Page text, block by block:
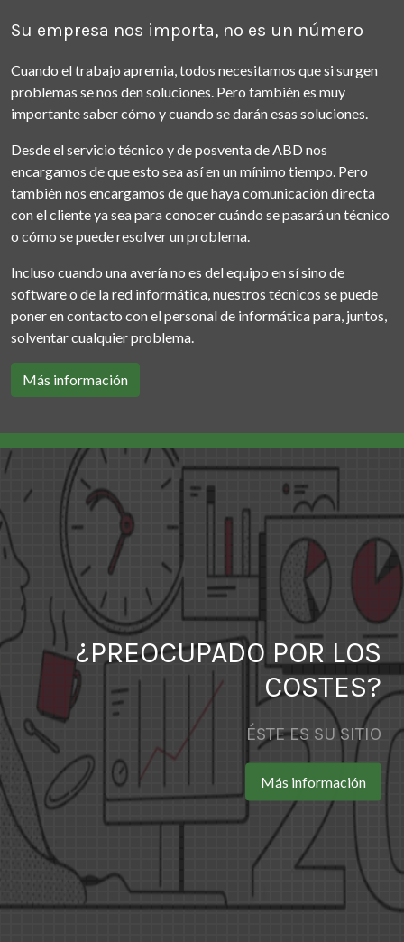
Su empresa nos importa, no es un número
Cuando el trabajo apremia, todos necesitamos que si surgen
problemas se nos den soluciones. Pero también es muy
importante saber cómo y cuando se darán esas soluciones.
Desde el servicio técnico y de posventa de ABD nos
encargamos de que esto sea así en un mínimo tiempo. Pero
también nos encargamos de que haya comunicación directa
con el cliente ya sea para conocer cuándo se pasará un técnico
o cómo se puede resolver un problema.
Incluso cuando una avería no es del equipo en sí sino de
software o de la red informática, nuestros técnicos se puede
poner en contacto con el personal de informática para, juntos,
solventar cualquier problema.
Más información
¿PREOCUPADO POR LOS
COSTES?
ÉSTE ES SU SITIO
Más información